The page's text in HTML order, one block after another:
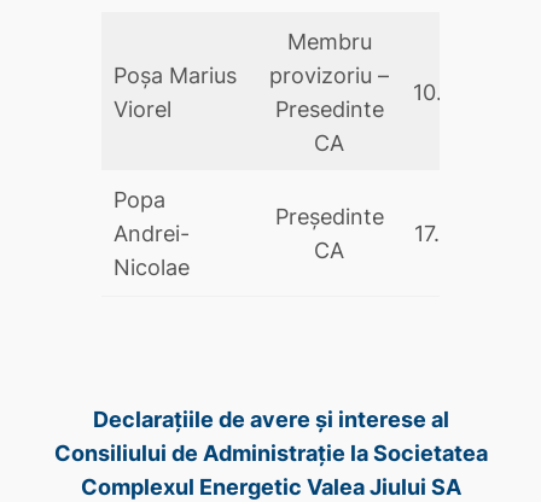
Poşa Marius
Viorel
Membru
provizoriu –
Presedinte
CA
10.09.2025
Popa
Andrei-
Nicolae
Președinte
CA
17.05.2024
Declarațiile de avere și interese al
Consiliului de Administrație la Societatea
Complexul Energetic Valea Jiului SA